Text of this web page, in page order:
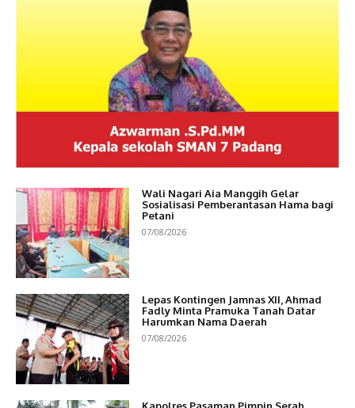
Wali Nagari Aia Manggih Gelar
Sosialisasi Pemberantasan Hama bagi
Petani
07/08/2026
Lepas Kontingen Jamnas XII, Ahmad
Fadly Minta Pramuka Tanah Datar
Harumkan Nama Daerah
07/08/2026